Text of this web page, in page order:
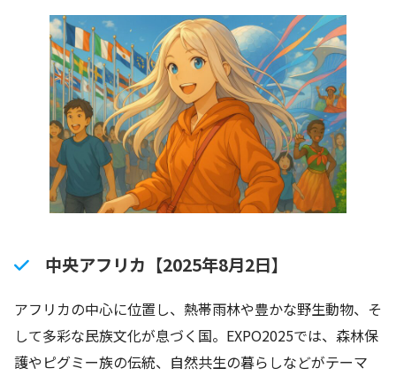
中央アフリカ【2025年8月2日】
アフリカの中心に位置し、熱帯雨林や豊かな野生動物、そ
して多彩な民族文化が息づく国。EXPO2025では、森林保
護やピグミー族の伝統、自然共生の暮らしなどがテーマ